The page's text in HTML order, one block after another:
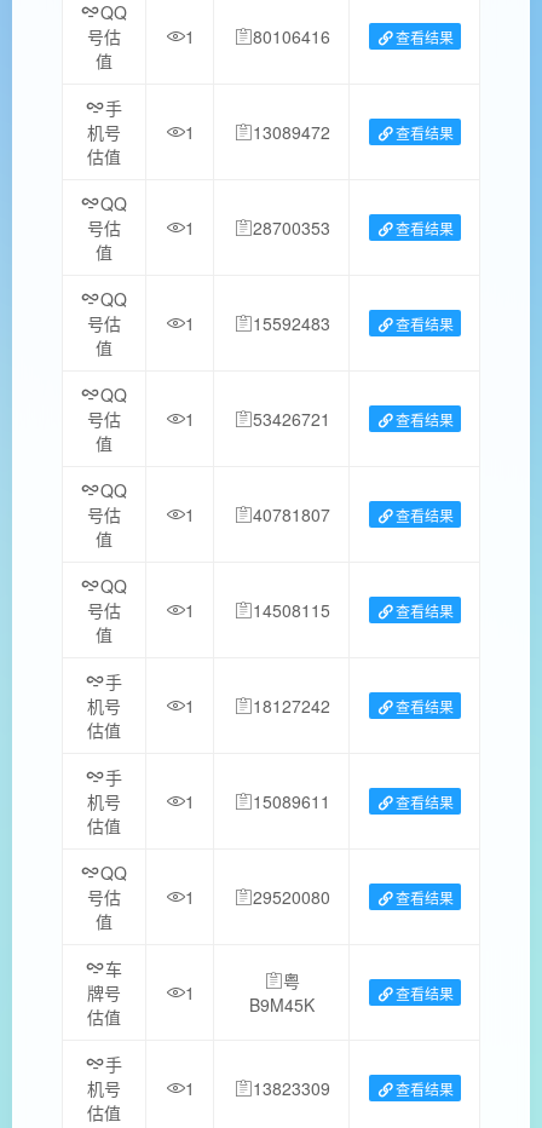
QQ
号估
值
1 80106416 查看结果
手
机号
估值
1 13089472 查看结果
QQ
号估
值
1 28700353 查看结果
QQ
号估
值
1 15592483 查看结果
QQ
号估
值
1 53426721 查看结果
QQ
号估
值
1 40781807 查看结果
QQ
号估
值
1 14508115 查看结果
手
机号
估值
1 18127242 查看结果
手
机号
估值
1 15089611 查看结果
QQ
号估
值
1 29520080 查看结果
车
牌号
估值
1
粤
B9M45K
查看结果
手
机号
估值
1 13823309 查看结果